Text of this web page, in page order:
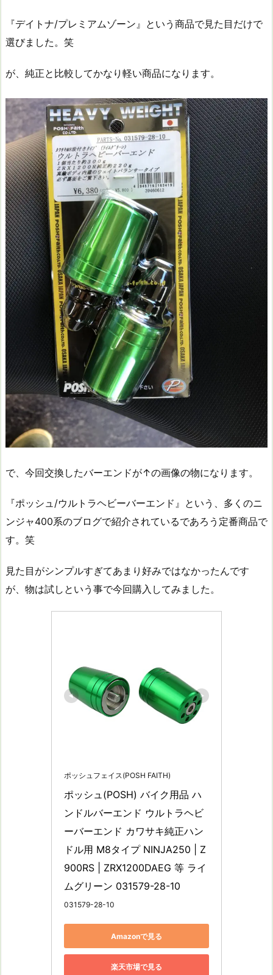
『デイトナ/プレミアムゾーン』という商品で見た目だけで
選びました。笑
が、純正と比較してかなり軽い商品になります。
で、今回交換したバーエンドが↑の画像の物になります。
『ポッシュ/ウルトラヘビーバーエンド』という、多くのニ
ンジャ400系のブログで紹介されているであろう定番商品で
す。笑
見た目がシンプルすぎてあまり好みではなかったんです
が、物は試しという事で今回購入してみました。
ポッシュフェイス(POSH FAITH)
ポッシュ(POSH) バイク用品 ハ
ンドルバーエンド ウルトラヘビ
ーバーエンド カワサキ純正ハン
ドル用 M8タイプ NINJA250 | Z
900RS | ZRX1200DAEG 等 ライ
ムグリーン 031579-28-10
031579-28-10
Amazonで見る
楽天市場で見る